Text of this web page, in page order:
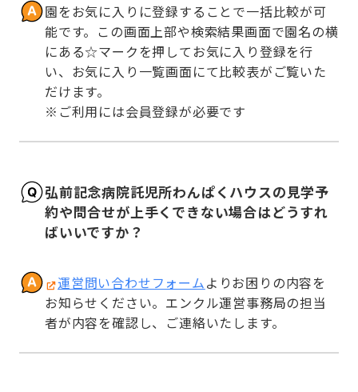
園をお気に入りに登録することで一括比較が可
能です。この画面上部や検索結果画面で園名の横
にある☆マークを押してお気に入り登録を行
い、お気に入り一覧画面にて比較表がご覧いた
だけます。
※ご利用には会員登録が必要です
弘前記念病院託児所わんぱくハウスの見学予
約や問合せが上手くできない場合はどうすれ
ばいいですか？
運営問い合わせフォームよりお困りの内容を
お知らせください。エンクル運営事務局の担当
者が内容を確認し、ご連絡いたします。